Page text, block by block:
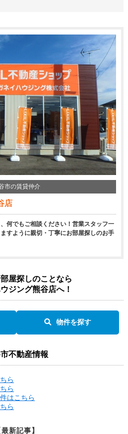
市の賃貸仲介
店
何でもご相談ください！営業スタッフ一
すように親切・丁寧にお部屋探しのお手
屋探しのことなら
ジング熊谷店へ！
物件を探す
不動産情報
ら
ら
はこちら
ら
最新記事】